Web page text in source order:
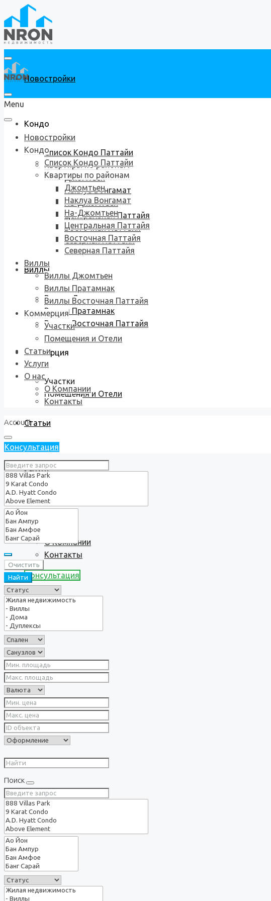
Новостройки
Кондо
Список Кондо Паттайи
Квартиры по районам
Джомтьен
Наклуа Вонгамат
На-Джомтьен
Центральная Паттайя
Восточная Паттайя
Северная Паттайя
Виллы
Виллы Джомтьен
Виллы Пратамнак
Виллы Восточная Паттайя
Коммерция
Участки
Помещения и Отели
Статьи
Услуги
О нас
О Компании
Контакты
Консультация
Menu
Новостройки
Кондо
Список Кондо Паттайи
Квартиры по районам
Джомтьен
Наклуа Вонгамат
На-Джомтьен
Центральная Паттайя
Восточная Паттайя
Северная Паттайя
Виллы
Виллы Джомтьен
Виллы Пратамнак
Виллы Восточная Паттайя
Коммерция
Участки
Помещения и Отели
Статьи
Услуги
О нас
О Компании
Контакты
Account
Консультация
Очистить
Найти
Поиск